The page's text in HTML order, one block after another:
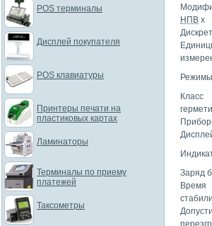
НПВ х
Режимы
Класс
Заряд
Время
POS терминалы
Дисплей покупателя
POS клавиатуры
Принтеры печати на
пластиковых картах
Ламинаторы
Терминалы по приему
платежей
Таксометры